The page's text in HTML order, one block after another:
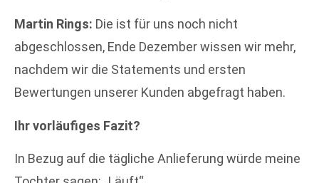
Martin Rings: Die ist für uns noch nicht
abgeschlossen, Ende Dezember wissen wir mehr,
nachdem wir die Statements und ersten
Bewertungen unserer Kunden abgefragt haben.
Ihr vorläufiges Fazit?
In Bezug auf die tägliche Anlieferung würde meine